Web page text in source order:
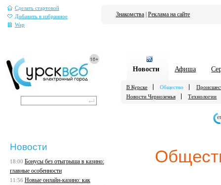
Сделать стартовой
Добавить в избранное
Wap
Знакомства Реклама на сайте
Новости Афиша
В Курске Общество
Новости Черноземья
Технологии
Новости
18:00 Бонусы без отыгрыша в казино:
главные особенности
11:56 Новые онлайн-казино: как